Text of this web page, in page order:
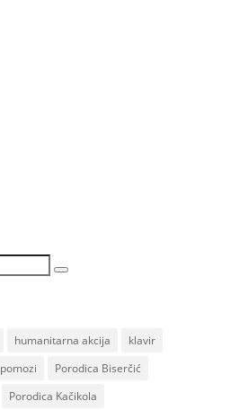
humanitarna akcija
klavir
pomozi
Porodica Biserčić
Porodica Kačikola